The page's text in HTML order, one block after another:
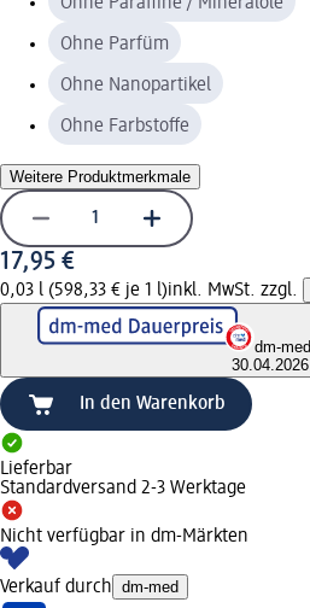
Ohne Parfüm
Ohne Nanopartikel
Ohne Farbstoffe
Weitere Produktmerkmale
17,95 €
0,03 l (598,33 € je 1 l)inkl. MwSt. zzgl.
dm-
30.04.2026
In den Warenkorb
Lieferbar
Standardversand 2-3 Werktage
Nicht verfügbar in dm-Märkten
Verkauf durch dm-med